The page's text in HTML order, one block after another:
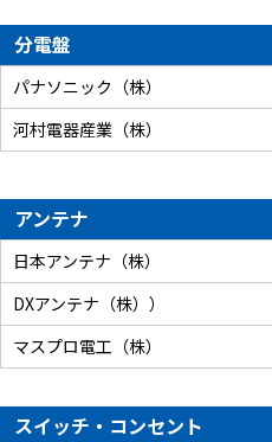
分電盤
パナソニック（株）
河村電器産業（株）
アンテナ
日本アンテナ（株）
DXアンテナ（株））
マスプロ電工（株）
スイッチ・コンセント